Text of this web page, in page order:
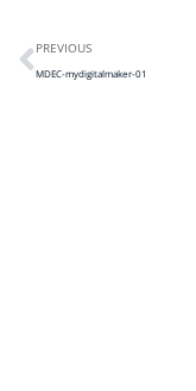
PREVIOUS
MDEC-mydigitalmaker-01